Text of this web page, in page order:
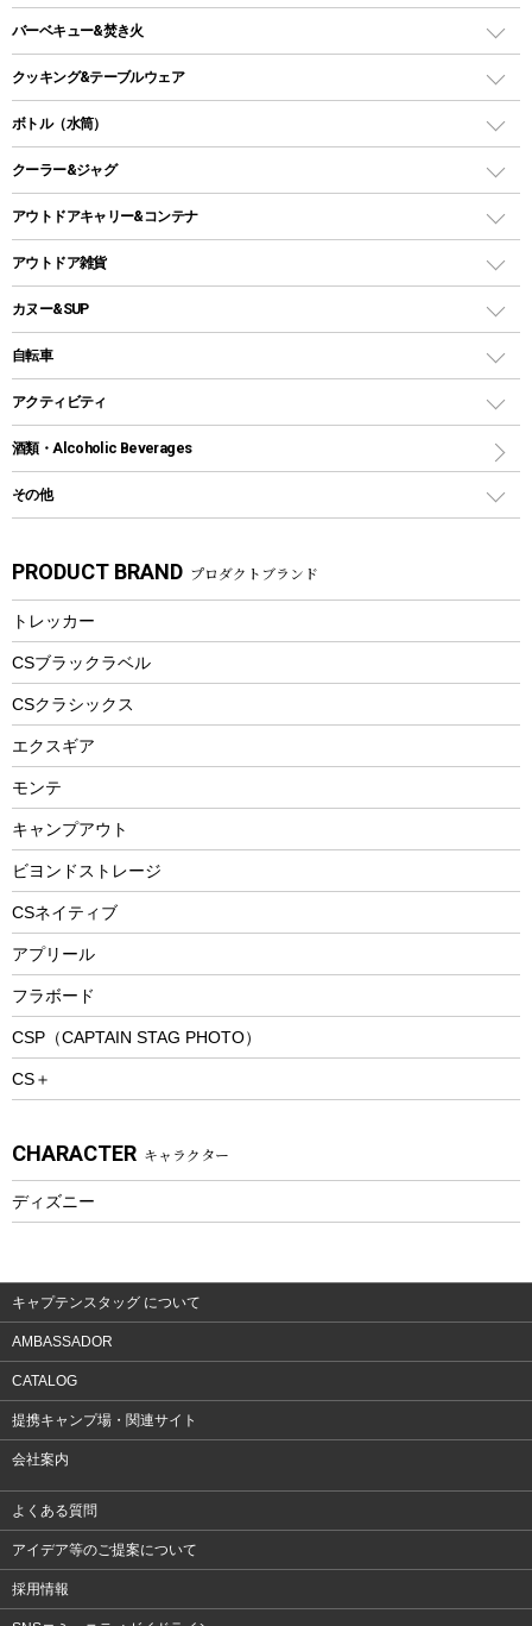
タープ
スクエアタープ（レクタタープ）
メッシュタープ
自立式タープ
パラソル
テントアクセサリー
ペグ
グランドシート
ガイドロープ
ツール
ガスランタン
オイルランタン
LEDライト
ヘッドライト
キャンドル
ガスバーナー
ガス缶
ガストーチ、ライター
バーベキュー&焚き火
バーベキューコンロ、グリル
焚き火台タイプ（ロースタイル）グリル
卓上タイプグリル
パーティータイプグリル
鉄板、アミ
焚き火台&ストーブ
火起こし
バーベキューツール
クッキング&テーブルウェア
ダッチオーブン
ホットサンドメーカー
クッカーセット
シェラカップ
クッキングツール
ナイフ
カトラリー
マグカップ、カップ
ステンレスボトル
フードボトル
トレー
ランチョンマット
ランチボックス
ボトル（水筒）
ステンレスボトル
コップ付きタイプ
ワンタッチタイプ
プラスチックボトル
ディズニーボトル
クーラー&ジャグ
クーラーボックス
クーラーバッグ
ウォータージャグ
保冷剤
アウトドアキャリー&コンテナ
アウトドアキャリー
アウトドア雑貨
バックパック&バッグ
リュック、バックパック
トートバッグ、サコッシュ
ショッピングキャリー
その他アウトドア雑貨
スプレー関係
ツール、他
カヌー&SUP
インフレータブル
カヤック
パドル
ヘルメット
エアーポンプ
アクセサリー
自転車
折りたたみ自転車
スポーツサイクル
シティサイクル
自転車ウェア
アクティビティ
マリン
ラッシュガード
パラソル
フローティングベスト
ヘルメット
エアーポンプ
ビーチテント
ウィンター
スノーシュー
防寒ウェア
トレッキング
トレッキングアクセサリー
プレイグッズ
ウェルネス
ウェア、タオル
ウェア
酒類・Alcoholic Beverages
その他
湯たんぽ
防災用品
PRODUCT BRAND プロダクトブランド
トレッカー
CSブラックラベル
CSクラシックス
エクスギア
モンテ
キャンプアウト
ビヨンドストレージ
CSネイティブ
アプリール
フラボード
CSP（CAPTAIN STAG PHOTO）
CS＋
CHARACTER キャラクター
ディズニー
キャプテンスタッグ について
AMBASSADOR
CATALOG
提携キャンプ場・関連サイト
会社案内
よくある質問
アイデア等のご提案について
採用情報